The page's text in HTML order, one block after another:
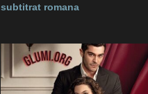
subtitrat romana